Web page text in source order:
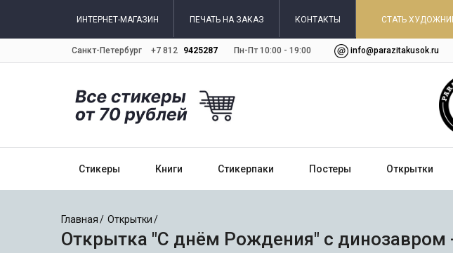
ИНТЕРНЕТ-МАГАЗИН ПЕЧАТЬ НА ЗАКАЗ КОНТАКТЫ СТАТЬ
Санкт-Петербург +7 812 9425287 Пн-Пт 10:00 - 19:00 info@parazitakusok.ru
Стикеры Книги Стикерпаки Постеры Открытки
Главная Открытки
Открытка "С днём Рождения" с динозавром